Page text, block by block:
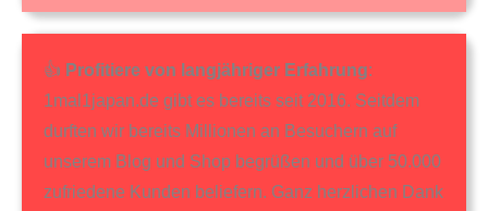
👍 Profitiere von langjähriger Erfahrung:
1mal1japan.de gibt es bereits seit 2016. Seitdem
durften wir bereits Millionen an Besuchern auf
unserem Blog und Shop begrüßen und über 50.000
zufriedene Kunden beliefern. Ganz herzlichen Dank